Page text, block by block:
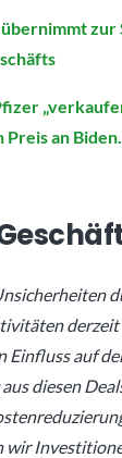
zur
Preis an
derzeit
Einfluss auf
diesen
wir